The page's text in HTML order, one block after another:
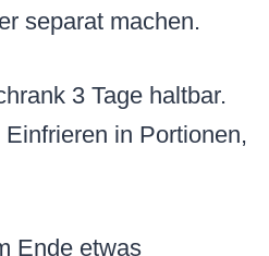
separat machen.
3 Tage haltbar.
in Portionen,
Ende etwas